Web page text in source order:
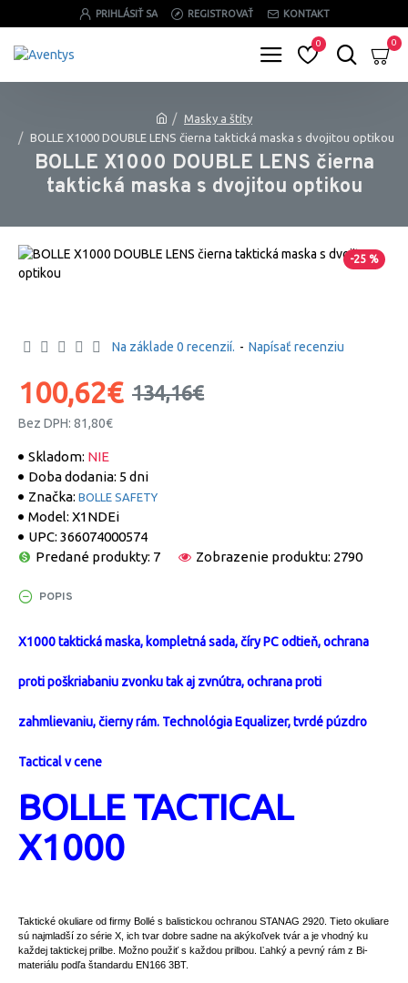
PRIHLÁSIŤ SA REGISTROVAŤ KONTAKT
0 0
Masky a štíty
BOLLE X1000 DOUBLE LENS čierna taktická maska s dvojitou optikou
BOLLE X1000 DOUBLE LENS čierna
taktická maska s dvojitou optikou
-25 %
Skladom: NIE
Doba dodania: 5 dni
Značka: BOLLE SAFETY
Model: X1NDEi
UPC: 366074000574
Predané produkty: 7
Zobrazenie produktu: 2790
Na základe 0 recenzií. - Napísať recenziu
100,62€ 134,16€
Bez DPH: 81,80€
POPIS
X1000 taktická maska, kompletná sada, číry PC odtieň, ochrana
proti poškriabaniu zvonku tak aj zvnútra, ochrana proti
zahmlievaniu, čierny rám. Technológia Equalizer, tvrdé púzdro
Tactical v cene
BOLLE TACTICAL
X1000
Taktické okuliare od firmy Bollé s balistickou ochranou STANAG 2920. Tieto okuliare
sú najmladší zo série X, ich tvar dobre sadne na akýkoľvek tvár a je vhodný ku
každej taktickej prilbe. Možno použiť s každou prilbou. Ľahký a pevný rám z Bi-
materiálu podľa štandardu EN166 3BT.